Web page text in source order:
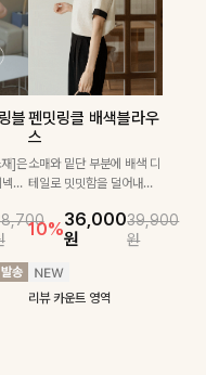
블
]은
으
넣
핏
는
펜밋링클 배색블라우
스
소매와 밑단 부분에 배색 디
테일로 밋밋함을 덜어내고
클 소재로 구김 걱정없이 즐
길 수 있는 블라우스랍니
10%36,000
원
39,900
원
리뷰 카운트 영역
7
🤍]
일
인
들
~
셀드펜던트 7부니트
넉넉한 핏으로 편하게 착용
가능한 심플&베이직 무드의
니트!레터리 펜던트로 고급
어요:D
10% 원
원
리뷰 카운트 영역
원
스
성
같
이
한
헨틴링클 날개티셔츠
+치마바지SET
[텐션감↑/구김↓]가볍게
입기만 해도 코디가 완성되
럽게 퍼지는 프릴 날개 소매
가 우아한 포인트를 더해드
립니다💕 잔잔한 링클 텍스
처 소재와 편안한 허리밴딩
으로 하루 종일 산뜻하고 쾌
12%29,900
원
33,900
원
리뷰 카운트 영역